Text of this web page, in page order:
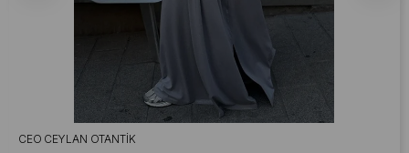
CEO CEYLAN OTANTIK